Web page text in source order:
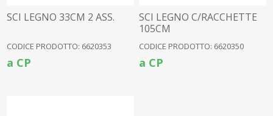
SCI LEGNO 33CM 2 ASS.
CODICE PRODOTTO: 6620353
a CP
SCI LEGNO C/RACCHETTE
105CM
CODICE PRODOTTO: 6620350
a CP